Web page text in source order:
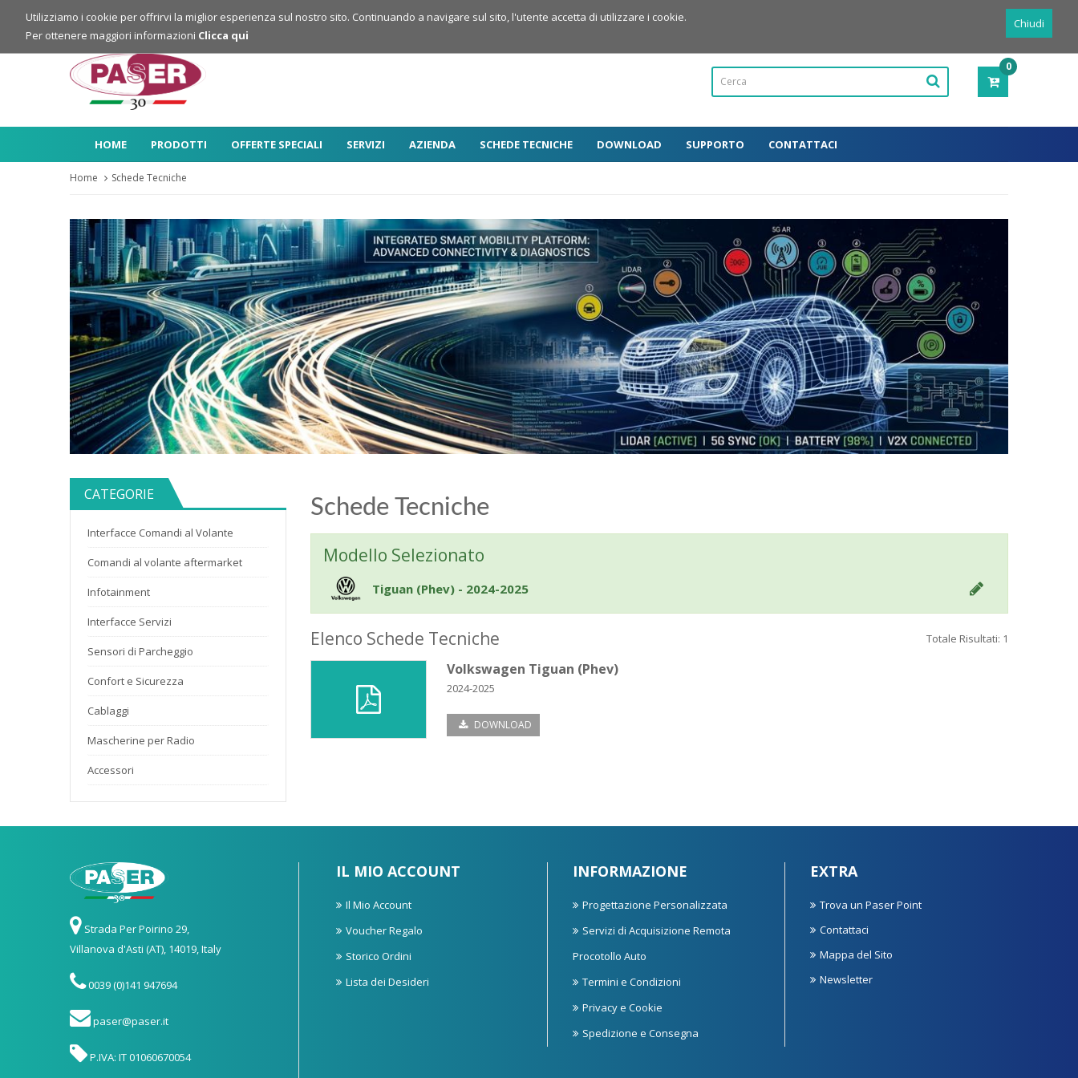
Login Registrazione
0
-
HOME PRODOTTI OFFERTE SPECIALI SERVIZI AZIENDA SCHEDE TECNICHE DOWNLOAD SUPPORTO CONTATTACI
Home Schede Tecniche
CATEGORIE
Interfacce Comandi al Volante
Comandi al volante aftermarket
Infotainment
Interfacce Servizi
Sensori di Parcheggio
Confort e Sicurezza
Cablaggi
Mascherine per Radio
Accessori
Schede Tecniche
Modello Selezionato
Tiguan (Phev) - 2024-2025
Elenco Schede Tecniche Totale Risultati: 1
Volkswagen Tiguan (Phev)
2024-2025
DOWNLOAD
Strada Per Poirino 29,
Villanova d'Asti (AT), 14019, Italy
0039 (0)141 947694
paser@paser.it
P.IVA: IT 01060670054
IL MIO ACCOUNT
Il Mio Account
Voucher Regalo
Storico Ordini
Lista dei Desideri
INFORMAZIONE
Progettazione Personalizzata
Servizi di Acquisizione Remota
Procotollo Auto
Termini e Condizioni
Privacy e Cookie
Spedizione e Consegna
EXTRA
Trova un Paser Point
Contattaci
Mappa del Sito
Newsletter
Chiudi
Utilizziamo i cookie per offrirvi la miglior esperienza sul nostro sito. Continuando a navigare sul sito, l'utente accetta di utilizzare i cookie.
Per ottenere maggiori informazioni Clicca qui